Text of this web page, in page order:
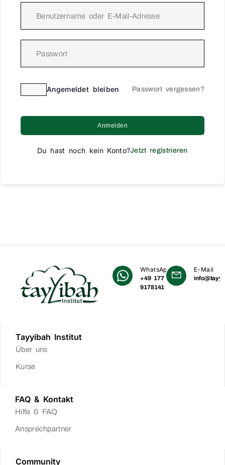
Angemeldet bleiben Passwort vergessen?
Anmelden
Du hast noch kein Konto?Jetzt registrieren
WhatsApp
+49 177
9178141
E-Mail
Tayyibah Institut
Über uns
Kurse
FAQ & Kontakt
Hilfe & FAQ
Ansprechpartner
Community